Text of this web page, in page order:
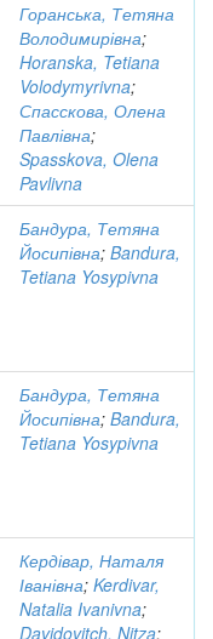
Горанська, Тетяна
Володимирівна;
Horanska, Tetiana
Volodymyrivna;
Спасскова, Олена
Павлівна;
Spasskova, Olena
Pavlivna
Бандура, Тетяна
Йосипівна; Bandura,
Tetiana Yosypivna
Бандура, Тетяна
Йосипівна; Bandura,
Tetiana Yosypivna
Кердівар, Наталя
Іванівна; Kerdivar,
Natalia Ivanivna;
Davidovitch, Nitza;